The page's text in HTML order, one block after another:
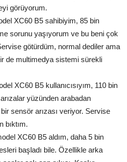
görüyorum.
XC60 B5 sahibiyim, 85 bin
sorunu yaşıyorum ve bu beni çok
götürdüm, normal dediler ama
de multimedya sistemi sürekli
XC60 B5 kullanıcısıyım, 110 bin
yüzünden arabadan
sensör arızası veriyor. Servise
bıktım.
XC60 B5 aldım, daha 5 bin
başladı bile. Özellikle arka